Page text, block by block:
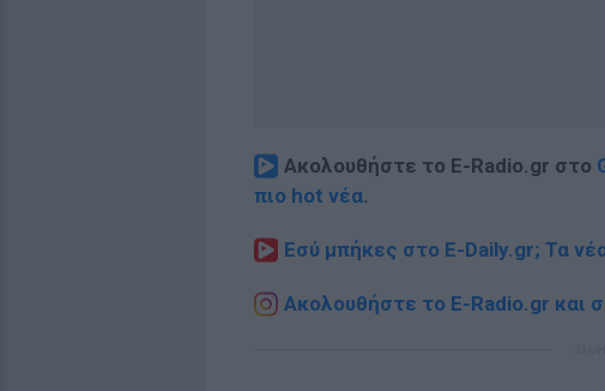
Ακολουθήστε το E-Radio.gr στο
πιο hot νέα.
Εσύ μπήκες στο E-Daily.gr; Τα
Ακολουθήστε το E-Radio.gr και